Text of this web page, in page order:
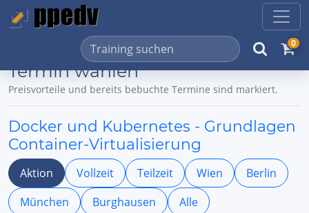
0
Termin wählen
Preisvorteile und bereits bebuchte Termine sind markiert.
Docker und Kubernetes - Grundlagen
Container-Virtualisierung
Aktion Vollzeit Teilzeit Wien
Berlin
München
Burghausen Alle